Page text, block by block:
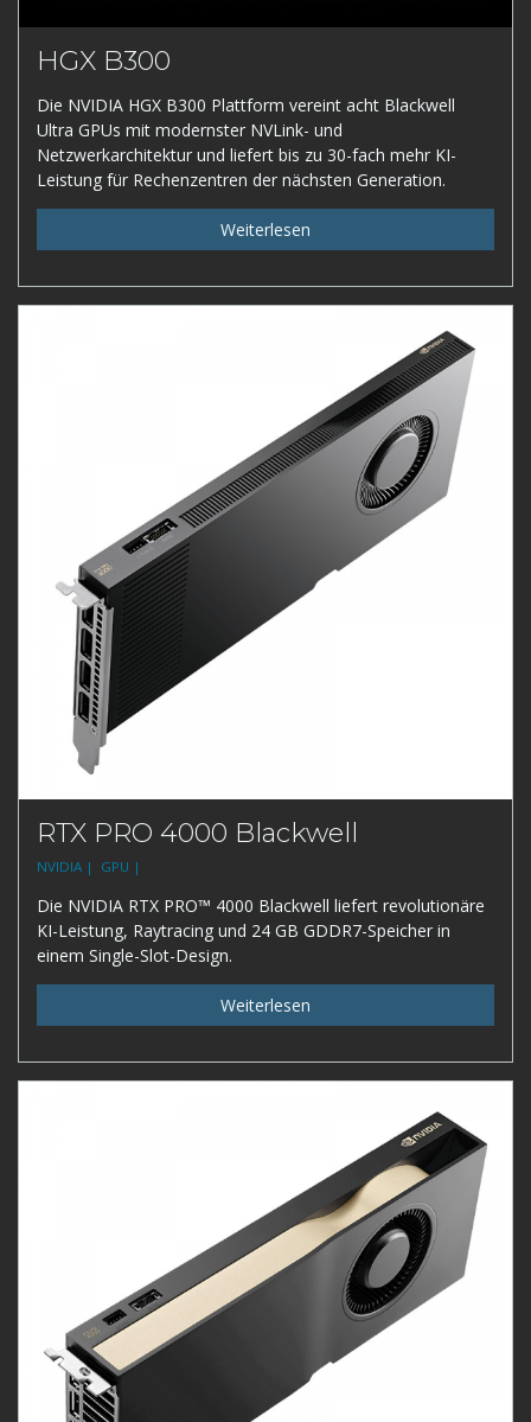
HGX B300
Die NVIDIA HGX B300 Plattform vereint acht Blackwell
Ultra GPUs mit modernster NVLink- und
Netzwerkarchitektur und liefert bis zu 30-fach mehr KI-
Leistung für Rechenzentren der nächsten Generation.
Weiterlesen
RTX PRO 4000 Blackwell
NVIDIA | GPU |
Die NVIDIA RTX PRO™ 4000 Blackwell liefert revolutionäre
KI-Leistung, Raytracing und 24 GB GDDR7-Speicher in
einem Single-Slot-Design.
Weiterlesen